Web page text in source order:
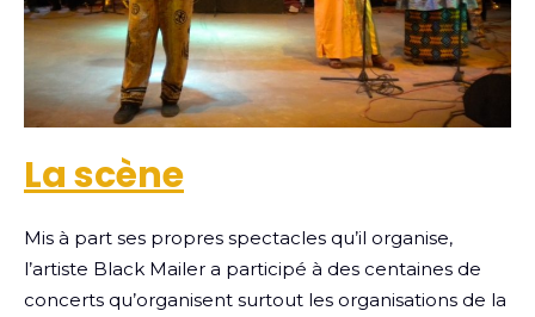
La scène
Mis à part ses propres spectacles qu’il organise,
l’artiste Black Mailer a participé à des centaines de
concerts qu’organisent surtout les organisations de la